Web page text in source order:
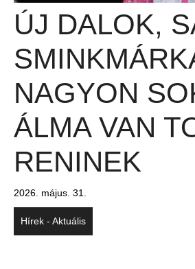
ÚJ DALOK,
NAGYON
ÁLMA VAN
RENINEK
2026. május. 31.
Hírek - Aktuális